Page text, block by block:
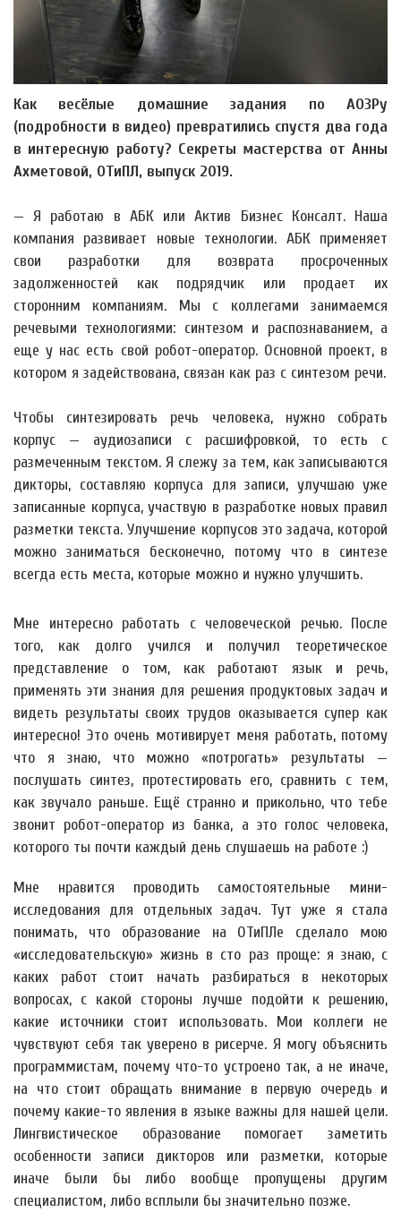
Как весёлые домашние задания по АОЗРу
(подробности в видео) превратились спустя два года
в интересную работу? Секреты мастерства от Анны
Ахметовой, ОТиПЛ, выпуск 2019.
— Я работаю в АБК или Актив Бизнес Консалт. Наша
компания развивает новые технологии. АБК применяет
свои разработки для возврата просроченных
задолженностей как подрядчик или продает их
сторонним компаниям. Мы с коллегами занимаемся
речевыми технологиями: синтезом и распознаванием, а
еще у нас есть свой робот-оператор. Основной проект, в
котором я задействована, связан как раз с синтезом речи.
Чтобы синтезировать речь человека, нужно собрать
корпус — аудиозаписи с расшифровкой, то есть с
размеченным текстом. Я слежу за тем, как записываются
дикторы, составляю корпуса для записи, улучшаю уже
записанные корпуса, участвую в разработке новых правил
разметки текста. Улучшение корпусов это задача, которой
можно заниматься бесконечно, потому что в синтезе
всегда есть места, которые можно и нужно улучшить.
Мне интересно работать с человеческой речью. После
того, как долго учился и получил теоретическое
представление о том, как работают язык и речь,
применять эти знания для решения продуктовых задач и
видеть результаты своих трудов оказывается супер как
интересно! Это очень мотивирует меня работать, потому
что я знаю, что можно «потрогать» результаты —
послушать синтез, протестировать его, сравнить с тем,
как звучало раньше. Ещё странно и прикольно, что тебе
звонит робот-оператор из банка, а это голос человека,
которого ты почти каждый день слушаешь на работе :)
Мне нравится проводить самостоятельные мини-
исследования для отдельных задач. Тут уже я стала
понимать, что образование на ОТиПЛе сделало мою
«исследовательскую» жизнь в сто раз проще: я знаю, с
каких работ стоит начать разбираться в некоторых
вопросах, с какой стороны лучше подойти к решению,
какие источники стоит использовать. Мои коллеги не
чувствуют себя так уверено в рисерче. Я могу объяснить
программистам, почему что-то устроено так, а не иначе,
на что стоит обращать внимание в первую очередь и
почему какие-то явления в языке важны для нашей цели.
Лингвистическое образование помогает заметить
особенности записи дикторов или разметки, которые
иначе были бы либо вообще пропущены другим
специалистом, либо всплыли бы значительно позже.